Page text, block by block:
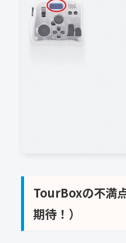
TourBoxの不満
期待！）